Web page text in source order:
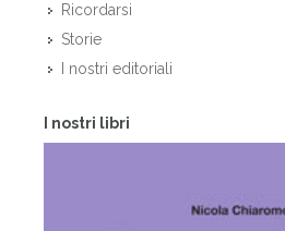
Ricordarsi
Storie
I nostri editoriali
I nostri libri